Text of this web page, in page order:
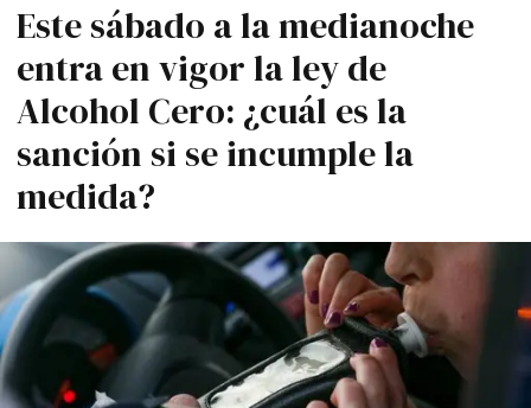
Este sábado a la medianoche
entra en vigor la ley de
Alcohol Cero: ¿cuál es la
sanción si se incumple la
medida?